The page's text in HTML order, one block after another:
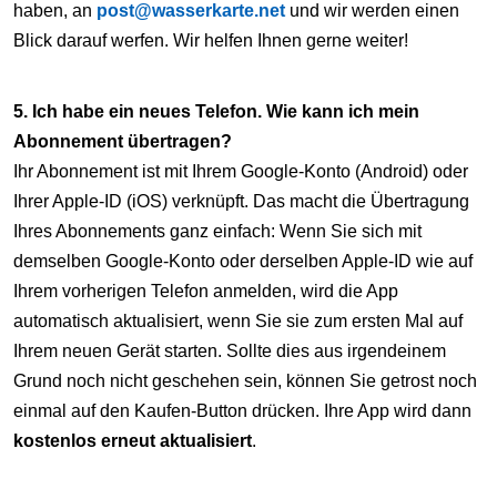
haben, an post@wasserkarte.net und wir werden einen
Blick darauf werfen. Wir helfen Ihnen gerne weiter!
5. Ich habe ein neues Telefon. Wie kann ich mein
Abonnement übertragen?
Ihr Abonnement ist mit Ihrem Google-Konto (Android) oder
Ihrer Apple-ID (iOS) verknüpft. Das macht die Übertragung
Ihres Abonnements ganz einfach: Wenn Sie sich mit
demselben Google-Konto oder derselben Apple-ID wie auf
Ihrem vorherigen Telefon anmelden, wird die App
automatisch aktualisiert, wenn Sie sie zum ersten Mal auf
Ihrem neuen Gerät starten. Sollte dies aus irgendeinem
Grund noch nicht geschehen sein, können Sie getrost noch
einmal auf den Kaufen-Button drücken. Ihre App wird dann
kostenlos erneut aktualisiert.